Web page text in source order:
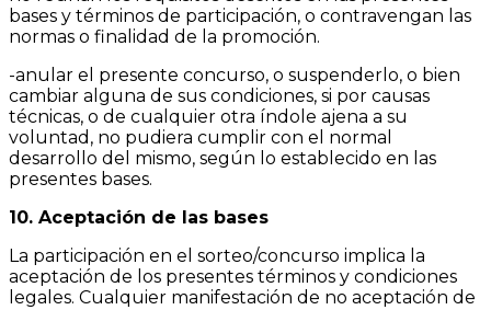
bases y términos de participación, o contravengan las
normas o finalidad de la promoción.
-anular el presente concurso, o suspenderlo, o bien
cambiar alguna de sus condiciones, si por causas
técnicas, o de cualquier otra índole ajena a su
voluntad, no pudiera cumplir con el normal
desarrollo del mismo, según lo establecido en las
presentes bases.
10. Aceptación de las bases
La participación en el sorteo/concurso implica la
aceptación de los presentes términos y condiciones
legales. Cualquier manifestación de no aceptación de